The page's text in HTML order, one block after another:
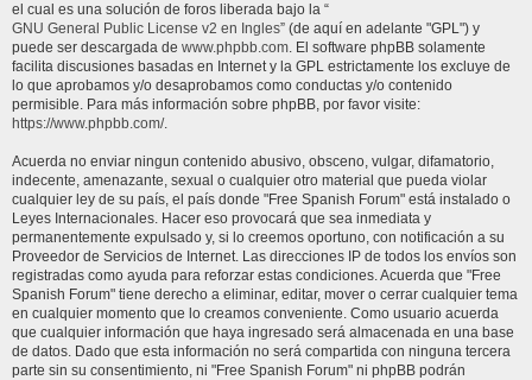
el cual es una solución de foros liberada bajo la “
GNU General Public License v2 en Ingles” (de aquí en adelante "GPL") y
puede ser descargada de www.phpbb.com. El software phpBB solamente
facilita discusiones basadas en Internet y la GPL estrictamente los excluye de
lo que aprobamos y/o desaprobamos como conductas y/o contenido
permisible. Para más información sobre phpBB, por favor visite:
https://www.phpbb.com/.
Acuerda no enviar ningun contenido abusivo, obsceno, vulgar, difamatorio,
indecente, amenazante, sexual o cualquier otro material que pueda violar
cualquier ley de su país, el país donde "Free Spanish Forum" está instalado o
Leyes Internacionales. Hacer eso provocará que sea inmediata y
permanentemente expulsado y, si lo creemos oportuno, con notificación a su
Proveedor de Servicios de Internet. Las direcciones IP de todos los envíos son
registradas como ayuda para reforzar estas condiciones. Acuerda que "Free
Spanish Forum" tiene derecho a eliminar, editar, mover o cerrar cualquier tema
en cualquier momento que lo creamos conveniente. Como usuario acuerda
que cualquier información que haya ingresado será almacenada en una base
de datos. Dado que esta información no será compartida con ninguna tercera
parte sin su consentimiento, ni "Free Spanish Forum" ni phpBB podrán